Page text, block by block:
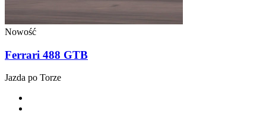
Nowość
Ferrari 488 GTB
Jazda po Torze